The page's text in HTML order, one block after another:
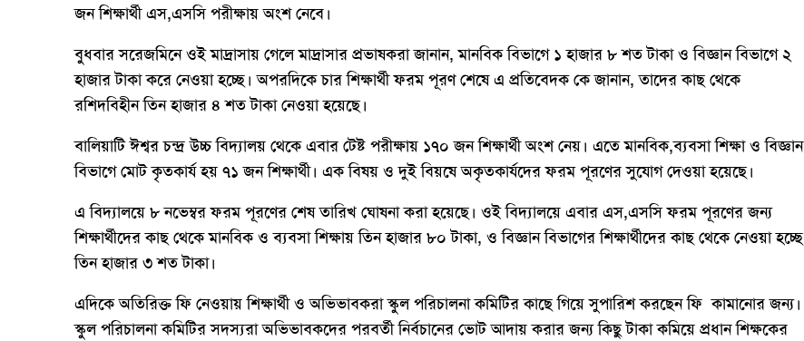
জন শিক্ষার্থী এস,এসসি পরীক্ষায় অংশ নেবে।
বুধবার সরেজমিনে ওই মাদ্রাসায় গেলে মাদ্রাসার প্রভাষকরা জানান, মানবিক বিভাগে ১ হাজার ৮ শত টাকা ও বিজ্ঞান বিভাগে ২
হাজার টাকা করে নেওয়া হচ্ছে। অপরদিকে চার শিক্ষার্থী ফরম পূরণ শেষে এ প্রতিবেদক কে জানান, তাদের কাছ থেকে
রশিদবিহীন তিন হাজার ৪ শত টাকা নেওয়া হয়েছে।
বালিয়াটি ঈশ্বর চন্দ্র উচ্চ বিদ্যালয় থেকে এবার টেষ্ট পরীক্ষায় ১৭০ জন শিক্ষার্থী অংশ নেয়। এতে মানবিক,ব্যবসা শিক্ষা ও বিজ্ঞান
বিভাগে মোট কৃতকার্য হয় ৭১ জন শিক্ষার্থী। এক বিষয় ও দুই বিয়ষে অকৃতকার্যদের ফরম পূরণের সুযোগ দেওয়া হয়েছে।
এ বিদ্যালয়ে ৮ নভেম্বর ফরম পূরণের শেষ তারিখ ঘোষনা করা হয়েছে। ওই বিদ্যালয়ে এবার এস,এসসি ফরম পূরণের জন্য
শিক্ষার্থীদের কাছ থেকে মানবিক ও ব্যবসা শিক্ষায় তিন হাজার ৮০ টাকা, ও বিজ্ঞান বিভাগের শিক্ষার্থীদের কাছ থেকে নেওয়া হচ্ছে
তিন হাজার ৩ শত টাকা।
এদিকে অতিরিক্ত ফি নেওয়ায় শিক্ষার্থী ও অভিভাবকরা স্কুল পরিচালনা কমিটির কাছে গিয়ে সুপারিশ করছেন ফি কামানোর জন্য।
স্কুল পরিচালনা কমিটির সদস্যরা অভিভাবকদের পরবর্তী নির্বচানের ভোট আদায় করার জন্য কিছু টাকা কমিয়ে প্রধান শিক্ষকের